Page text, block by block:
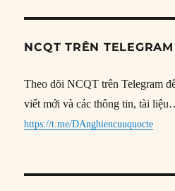
NCQT TRÊN TELEGRAM
Theo dõi NCQT trên Telegram
viết mới và các thông tin, tài
https://t.me/DAnghiencuuquocte